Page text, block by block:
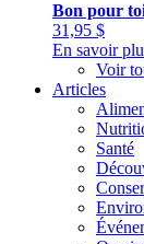
Bon pour
31,95 $
En savoir
Voir
Articles
Santé